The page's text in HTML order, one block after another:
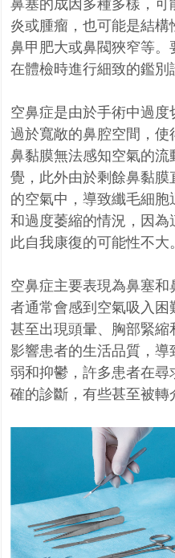
鼻塞的成因多種多樣，
炎或腫瘤，也可能是結
鼻甲肥大或鼻閥狹窄等
在體檢時進行細致的鑑別
空鼻症是由於手術中過
過於寬敞的鼻腔空間，
鼻黏膜無法感知空氣的
覺，此外由於剩餘鼻黏
的空氣中，導致纖毛細
和過度萎縮的情況，因為
此自我康復的可能性不大
空鼻症主要表現為鼻塞
者通常會感到空氣吸入困
甚至出現頭暈、胸部緊
影響患者的生活品質，
弱和抑鬱，許多患者在尋
確的診斷，有些甚至被轉